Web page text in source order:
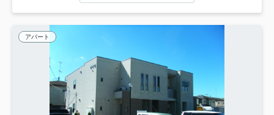
アパート